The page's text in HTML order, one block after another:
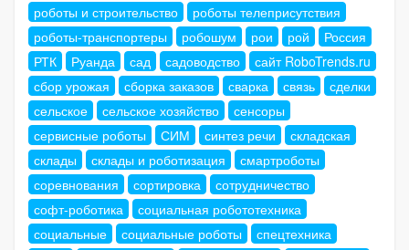
роботы и строительство
роботы телеприсутствия
роботы-транспортеры
робошум рои рой
Россия
РТК
Руанда сад садоводство
сайт RoboTrends.ru
сбор урожая
сборка заказов сварка связь
сделки
сельское
сельское хозяйство
сенсоры
сервисные роботы
СИМ синтез речи
складская
склады
склады и роботизация
смартроботы
соревнования
сортировка
сотрудничество
софт-роботика
социальная робототехника
социальные
социальные роботы
спецтехника